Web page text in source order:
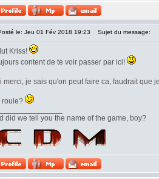
le: Jeu 01 Fév 2018 19:23 Sujet du message:
Kriss!
content de te voir passer par ici!
merci, je sais qu'on peut faire ca, faudrait
roule?
did we tell you the name of the game, boy?